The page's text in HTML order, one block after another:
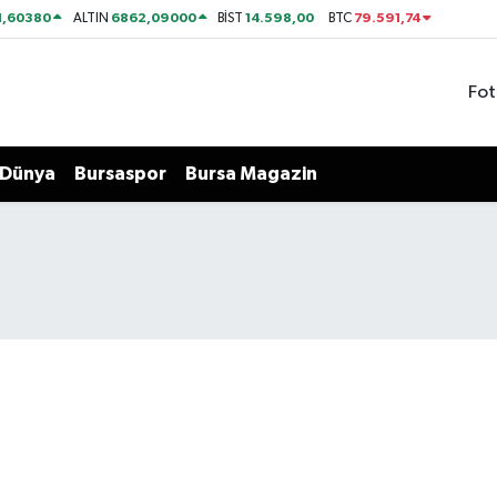
ALTIN 6862,09000 BİST14.598,00 BTC 79.591,74
Dünya Bursaspor Bursa Magazin